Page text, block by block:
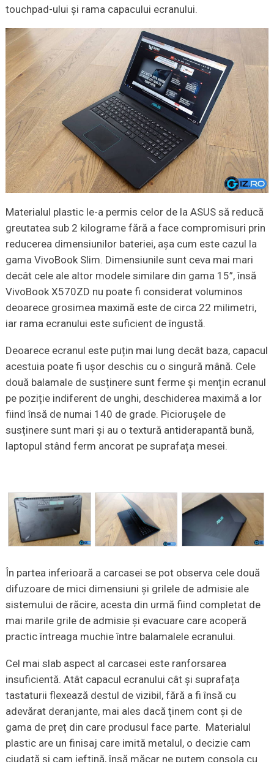
touchpad-ului și rama capacului ecranului.
Materialul plastic le-a permis celor de la ASUS să reducă
greutatea sub 2 kilograme fără a face compromisuri prin
reducerea dimensiunilor bateriei, așa cum este cazul la
gama VivoBook Slim. Dimensiunile sunt ceva mai mari
decât cele ale altor modele similare din gama 15”, însă
VivoBook X570ZD nu poate fi considerat voluminos
deoarece grosimea maximă este de circa 22 milimetri,
iar rama ecranului este suficient de îngustă.
Deoarece ecranul este puțin mai lung decât baza, capacul
acestuia poate fi ușor deschis cu o singură mână. Cele
două balamale de susținere sunt ferme și mențin ecranul
pe poziție indiferent de unghi, deschiderea maximă a lor
fiind însă de numai 140 de grade. Piciorușele de
susținere sunt mari și au o textură antiderapantă bună,
laptopul stând ferm ancorat pe suprafața mesei.
În partea inferioară a carcasei se pot observa cele două
difuzoare de mici dimensiuni și grilele de admisie ale
sistemului de răcire, acesta din urmă fiind completat de
mai marile grile de admisie și evacuare care acoperă
practic întreaga muchie între balamalele ecranului.
Cel mai slab aspect al carcasei este ranforsarea
insuficientă. Atât capacul ecranului cât și suprafața
tastaturii flexează destul de vizibil, fără a fi însă cu
adevărat deranjante, mai ales dacă ținem cont și de
gama de preț din care produsul face parte. Materialul
plastic are un finisaj care imită metalul, o decizie cam
ciudată și cam ieftină, însă măcar ne putem consola cu